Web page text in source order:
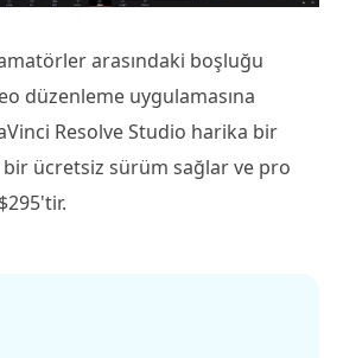
arasındaki boşluğu
düzenleme uygulamasına
Resolve Studio harika bir
bir ücretsiz sürüm sağlar ve pro